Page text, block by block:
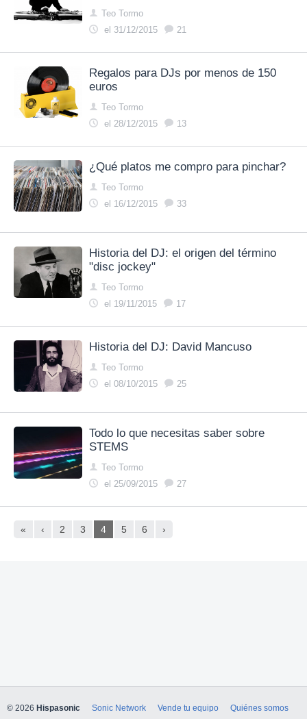
Teo Tormo
el 31/12/2015
21
Regalos para DJs por menos de 150
euros
Teo Tormo
el 28/12/2015
13
¿Qué platos me compro para pinchar?
Teo Tormo
el 16/12/2015
33
Historia del DJ: el origen del término
"disc jockey"
Teo Tormo
el 19/11/2015
17
Historia del DJ: David Mancuso
Teo Tormo
el 08/10/2015
25
Todo lo que necesitas saber sobre
STEMS
Teo Tormo
el 25/09/2015
27
« ‹ 2 3 4 5 6 ›
© 2026 Hispasonic Sonic Network Vende tu equipo
Quiénes somos